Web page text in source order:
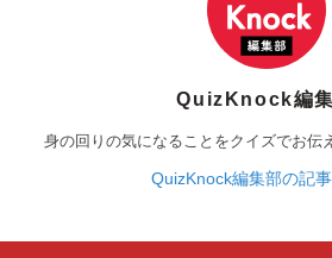
QuizKnock編
身の回りの気になることをクイズでお伝
QuizKnock編集部の記